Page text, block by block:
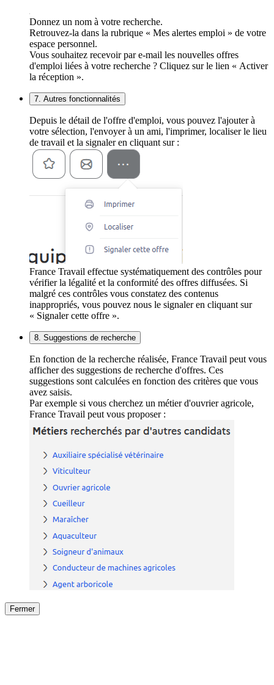
Donnez un nom à votre recherche.
Retrouvez-la dans la rubrique « Mes alertes emploi » de votre
espace personnel.
Vous souhaitez recevoir par e-mail les nouvelles offres
d'emploi liées à votre recherche ? Cliquez sur le lien « Activer
la réception ».
7. Autres fonctionnalités
Depuis le détail de l'offre d'emploi, vous pouvez l'ajouter à
votre sélection, l'envoyer à un ami, l'imprimer, localiser le lieu
de travail et la signaler en cliquant sur :
France Travail effectue systématiquement des contrôles pour
vérifier la légalité et la conformité des offres diffusées. Si
malgré ces contrôles vous constatez des contenus
inappropriés, vous pouvez nous le signaler en cliquant sur
« Signaler cette offre ».
8. Suggestions de recherche
En fonction de la recherche réalisée, France Travail peut vous
afficher des suggestions de recherche d'offres. Ces
suggestions sont calculées en fonction des critères que vous
avez saisis.
Par exemple si vous cherchez un métier d'ouvrier agricole,
France Travail peut vous proposer :
Fermer